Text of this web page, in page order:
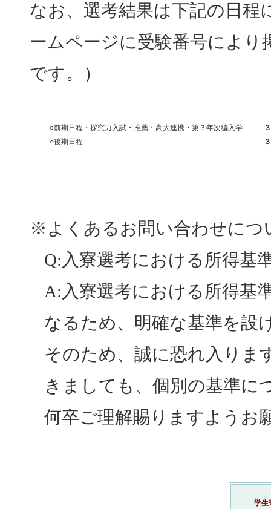
なお、選考結果は下記の日
ームページに受験番号により
です。）
○前期日程・探究力入試・推薦・高大連携・第３年次編入学
○後期日程
※よくあるお問い合わせにつ
Q:入寮選考における所得基
A:入寮選考における所得基
なるため、明確な基準を設
そのため、誠に恐れ入りま
きましても、個別の基準に
何卒ご理解賜りますようお
学生